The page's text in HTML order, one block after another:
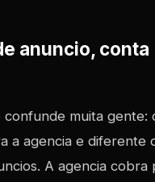
anuncio, conta
muita gente:
a agencia e diferente
A agencia cobra